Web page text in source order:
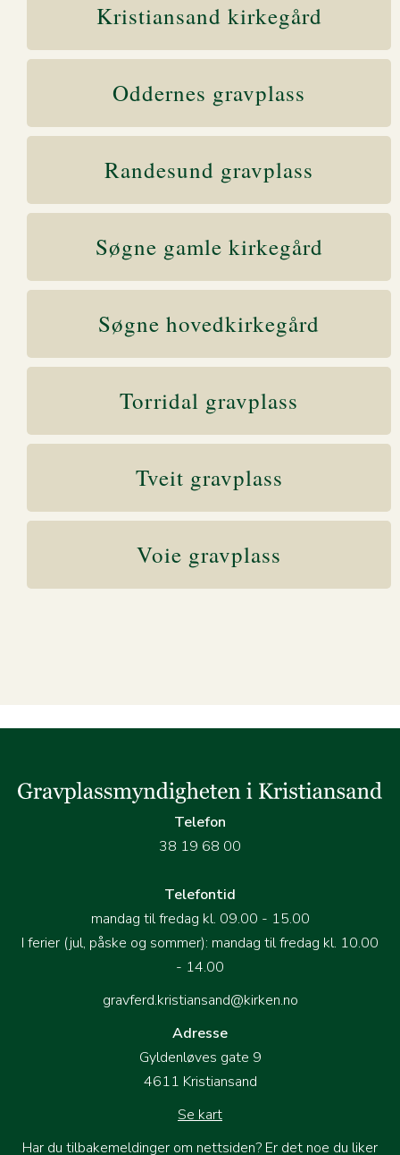
Kristiansand kirkegård
Oddernes gravplass
Randesund gravplass
Søgne gamle kirkegård
Søgne hovedkirkegård
Torridal gravplass
Tveit gravplass
Voie gravplass
Telefon
38 19 68 00
Telefontid
mandag til fredag kl. 09.00 - 15.00
I ferier (jul, påske og sommer): mandag til fredag kl. 10.00
- 14.00
gravferd.kristiansand@kirken.no
Adresse
Gyldenløves gate 9
4611 Kristiansand
Se kart
Har du tilbakemeldinger om nettsiden? Er det noe du liker